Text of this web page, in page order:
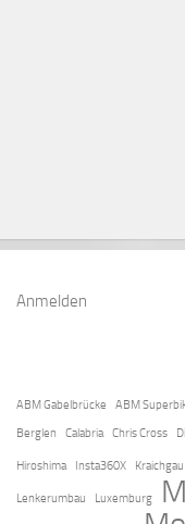
Anmelden
ABM Gabelbrücke ABM
Berglen
Calabria Chris Cross
Hiroshima Insta360X
Lenkerumbau Luxemburg